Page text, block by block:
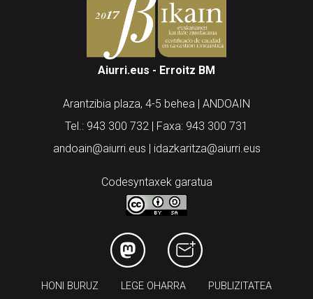
Aiurri.eus - Erroitz BM
Arantzibia plaza, 4-5 behea | ANDOAIN
Tel.: 943 300 732 | Faxa: 943 300 731
andoain@aiurri.eus | idazkaritza@aiurri.eus
Codesyntaxek garatua
HONI BURUZ LEGE OHARRA PUBLIZITATEA